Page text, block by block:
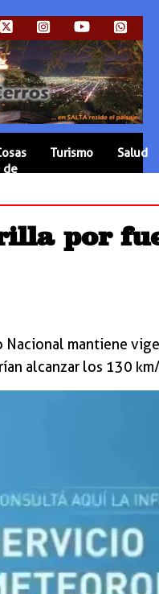
de
Turismo Salud
por
mantiene
alcanzar los 130